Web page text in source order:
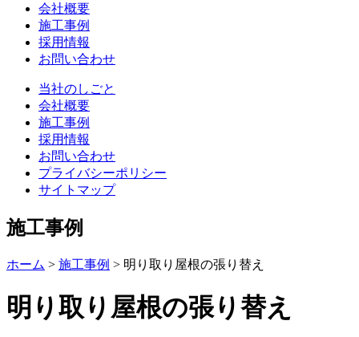
会社概要
施工事例
採用情報
お問い合わせ
当社のしごと
会社概要
施工事例
採用情報
お問い合わせ
プライバシーポリシー
サイトマップ
施工事例
ホーム > 施工事例 > 明り取り屋根の張り替え
明り取り屋根の張り替え